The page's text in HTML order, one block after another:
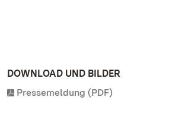
DOWNLOAD UND BILDER
Pressemeldung (PDF)